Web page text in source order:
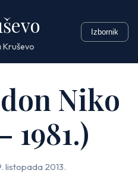
Kruševo
Izbornik
Niko
1981.)
listopada 2013.